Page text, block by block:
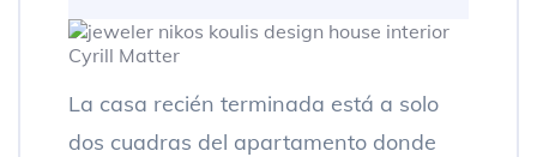
Cyrill Matter
La casa recién terminada está a solo
dos cuadras del apartamento donde